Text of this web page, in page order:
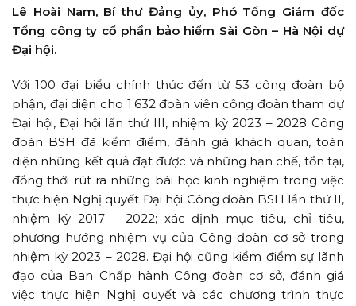
Lê Hoài Nam, Bí thư Đảng ủy, Phó Tổng Giám đốc
Tổng công ty cổ phần bảo hiểm Sài Gòn – Hà Nội dự
Đại hội.
Với 100 đại biểu chính thức đến từ 53 công đoàn bộ
phận, đại diện cho 1.632 đoàn viên công đoàn tham dự
Đại hội, Đại hội lần thứ III, nhiệm kỳ 2023 – 2028 Công
đoàn BSH đã kiểm điểm, đánh giá khách quan, toàn
diện những kết quả đạt được và những hạn chế, tồn tại,
đồng thời rút ra những bài học kinh nghiệm trong việc
thực hiện Nghị quyết Đại hội Công đoàn BSH lần thứ II,
nhiệm kỳ 2017 – 2022; xác định mục tiêu, chỉ tiêu,
phương hướng nhiệm vụ của Công đoàn cơ sở trong
nhiệm kỳ 2023 – 2028. Đại hội cũng kiểm điểm sự lãnh
đạo của Ban Chấp hành Công đoàn cơ sở, đánh giá
việc thực hiện Nghị quyết và các chương trình thực